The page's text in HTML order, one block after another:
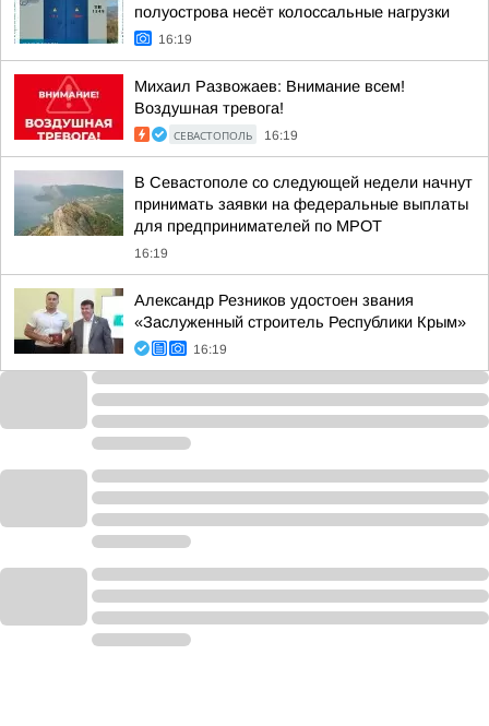
полуострова несёт колоссальные нагрузки
16:19
Михаил Развожаев: Внимание всем!
Воздушная тревога!
СЕВАСТОПОЛЬ 16:19
В Севастополе со следующей недели начнут
принимать заявки на федеральные выплаты
для предпринимателей по МРОТ
16:19
Александр Резников удостоен звания
«Заслуженный строитель Республики Крым»
16:19